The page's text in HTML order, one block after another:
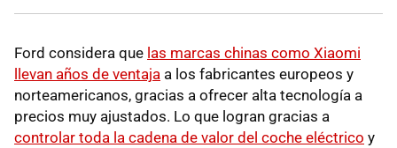
Ford considera que las marcas chinas como Xiaomi
llevan años de ventaja a los fabricantes europeos y
norteamericanos, gracias a ofrecer alta tecnología a
precios muy ajustados. Lo que logran gracias a
controlar toda la cadena de valor del coche eléctrico y